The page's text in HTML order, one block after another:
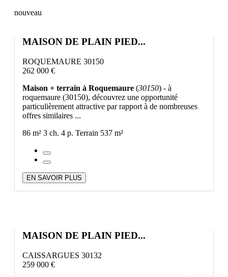
nouveau
MAISON DE PLAIN PIED...
ROQUEMAURE 30150
262 000 €
Maison + terrain à Roquemaure (30150) - à
roquemaure (30150), découvrez une opportunité
particulièrement attractive par rapport à de nombreuses
offres similaires ...
86 m² 3 ch. 4 p. Terrain 537 m²
EN SAVOIR PLUS
MAISON DE PLAIN PIED...
CAISSARGUES 30132
259 000 €